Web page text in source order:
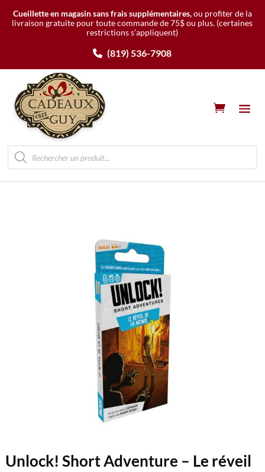
Cueillette en magasin sans frais supplémentaires,ou profiter de la
livraison gratuite pour toute commande de 75$ ou plus. (certaines
restrictions s’appliquent)
(819) 536-7908
Recherche
de
produits
Unlock! Short Adventure – Le réveil